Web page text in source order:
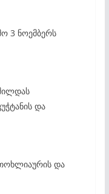
3 ნოემბერს
და
და